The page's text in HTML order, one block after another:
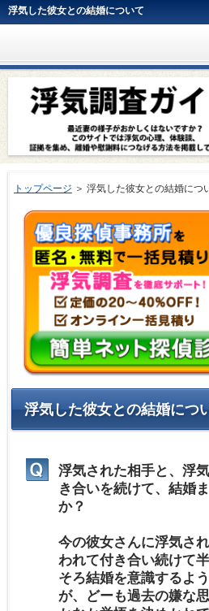
浮気した彼女との結婚について
トップページ ＞ 浮気した彼女との結婚につ
浮気した彼女との結婚につ
浮気された相手と、浮
き合いを続けて、結婚
か？
今の彼女さんに浮気さ
われて付き合い続けて
そろ結婚を意識するよ
が、どーも過去の嫌な